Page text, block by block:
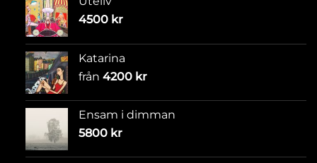
4500 kr
Katarina
från 4200 kr
Ensam i dimman
5800 kr